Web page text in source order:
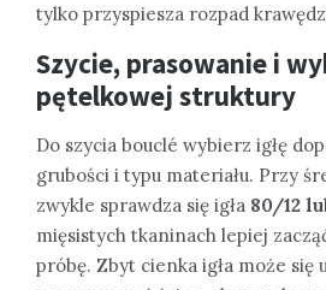
tylko przyspiesza rozpad
Szycie, prasowanie i
pętelkowej struktury
Do szycia bouclé wybierz igłę
grubości i typu materiału. Przy
zwykle sprawdza się igła 80/12
mięsistych tkaninach lepiej
próbę. Zbyt cienka igła może się